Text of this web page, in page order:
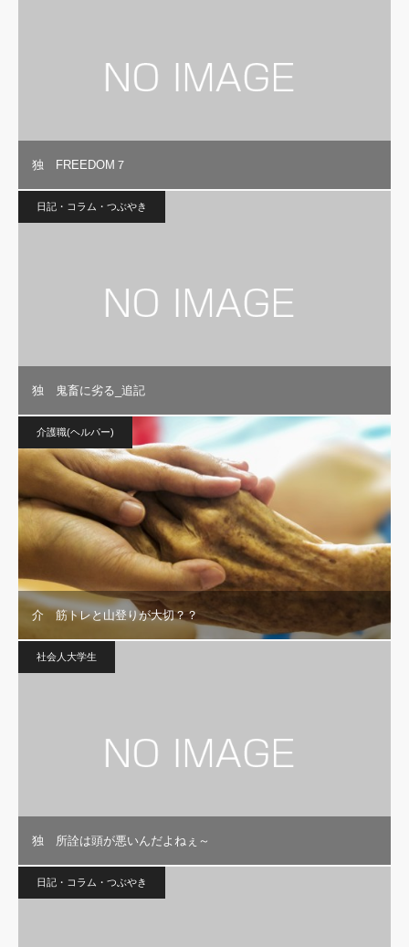
独 FREEDOM７
日記・コラム・つぶやき
独 鬼畜に劣る_追記
介護職(ヘルパー)
介 筋トレと山登りが大切？？
社会人大学生
独 所詮は頭が悪いんだよねぇ～
日記・コラム・つぶやき